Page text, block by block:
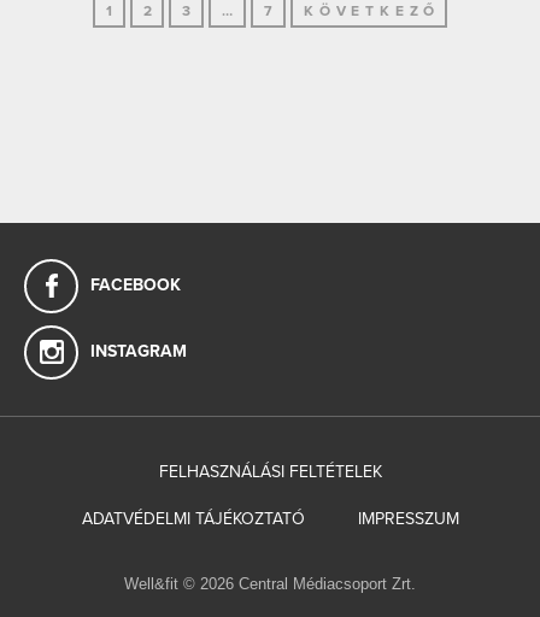
1 2 3 … 7 KÖVETKEZŐ
FACEBOOK
INSTAGRAM
FELHASZNÁLÁSI FELTÉTELEK
ADATVÉDELMI TÁJÉKOZTATÓ IMPRESSZUM
Well&fit © 2026 Central Médiacsoport Zrt.